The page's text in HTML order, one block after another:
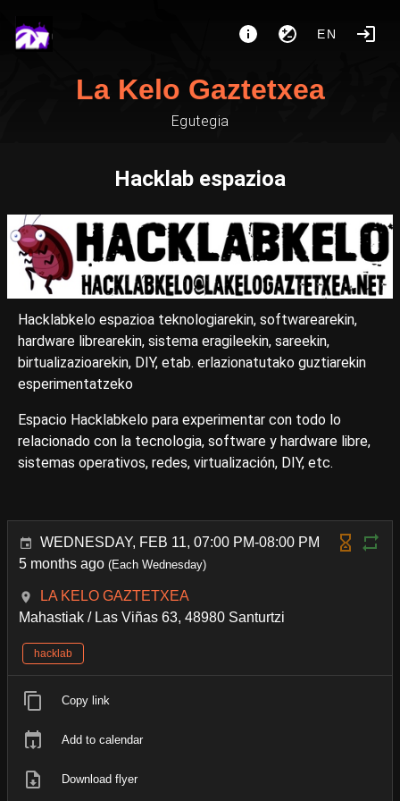
EN
La Kelo Gaztetxea
Egutegia
Hacklab espazioa
Hacklabkelo espazioa teknologiarekin, softwarearekin,
hardware librearekin, sistema eragileekin, sareekin,
birtualizazioarekin, DIY, etab. erlazionatutako guztiarekin
esperimentatzeko
Espacio Hacklabkelo para experimentar con todo lo
relacionado con la tecnologia, software y hardware libre,
sistemas operativos, redes, virtualización, DIY, etc.
WEDNESDAY, FEB 11, 07:00 PM-08:00 PM
5 months ago (Each Wednesday)
LA KELO GAZTETXEA
Mahastiak / Las Viñas 63, 48980 Santurtzi
hacklab
Copy link
Add to calendar
Download flyer